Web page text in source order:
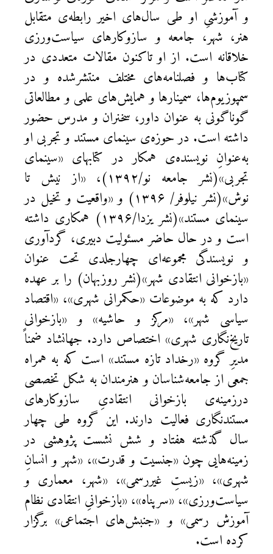
و آموزشیِ او طی سال‌های اخیر رابطه‌ی متقابل
هنر، شهر، جامعه و سازوکارهای سیاست‌ورزی
خلاقانه است. از او تاکنون مقالات متعددی در
کتاب‌ها و فصلنامه‌های مختلف منتشرشده و در
سمپوزیوم‌ها، سمینارها و همایش‌های علمی و مطالعاتی
گوناگونی به ‌عنوان داور، سخنران و مدرس حضور
داشته است. در حوزه‌ی سینمای مستند و تجربی او
به‌عنوانِ نویسنده‌ی همکار در کتابهای «سینمای
تجربی»(نشر جامعه نو/۱۳۹۲)، «از نیش تا
نوش»(نشر نیلوفر/ ۱۳۹۶) و «واقعیت و تخیل در
سینمای مستند»(نشر یزدا/۱۳۹۶) همکاری داشته
است و در حال حاضر مسئولیت دبیری، گردآوری
و نویسندگی مجموعه‌ای چهارجلدی تحت عنوان
«بازخوانی انتقادی شهر»(نشر روزبهان) را بر عهده
دارد که به موضوعات «حکمرانی شهری»، «اقتصاد
سیاسی شهر»، «مرکز و حاشیه» و «بازخوانی
تاریخ‌نگاری شهری» اختصاص دارد. جهانشاد ضمناً
مدیرِ گروه «رخداد تازه مستند» است که به همراه
جمعی از جامعه‌شناسان و هنرمندان به شکل تخصصی
درزمینه‌ی بازخوانی انتقادیِ سازوکارهای
مستندنگاری فعالیت دارند. این گروه طی چهار
سال گذشته هفتاد و شش نشست پژوهشی در
زمینه‌هایی چون «جنسیت و قدرت»، «شهر و انسانِ‌
شهری»، «زیستِ غیررسمی»، «شهر، معماری و
سیاست‌ورزی»، «سرپناه»، «بازخوانیِ انتقادی نظام
آموزش رسمی» و «جنبش‌های اجتماعی» برگزار
کرده است.